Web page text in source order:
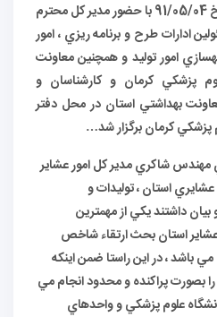
شمال استان جلسه اي در مورخ 91/05/04 با حضور مدير كل محترم
ادارات طرح و برنامه ريزي ، امور
امور توليد و همچنين معاونت
پزشكي كرمان و كارشناسان و
بهداشتي استان در محل دفتر
پزشكي كرمان برگزار شد…
مهندس شاكري مدير كل امور عشاير
استان ، توليدات و
داشتند يكي از مهمترين
استان بحث ارتقاء شاخص
باشد ، در اين راستا ضمن اينكه
را بصورت پراكنده و محدود انجام مي
علوم پزشكي و واحدهاي